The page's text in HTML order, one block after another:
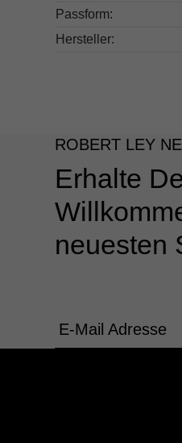
Passform:
Hersteller:
ROBERT LEY
Erhalte
neuesten
E-Mail Adresse